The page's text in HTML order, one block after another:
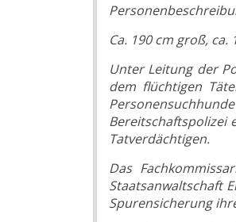
Ca. 190 cm groß,
Unter Leitung der
dem flüchtigen
Bereitschaftspolizei
Tatverdächtigen.
Das
Staatsanwaltschaft
Spurensicherung